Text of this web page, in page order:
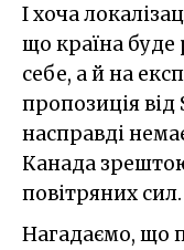
І хоча
що країна буде
себе, а й на
пропозиція від
насправді
Канада
повітряних сил.
Нагадаємо, що